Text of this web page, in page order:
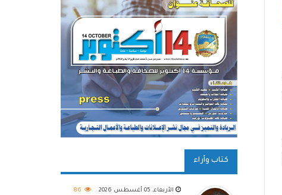
كتاب وآراء
الأربعاء, 05 أغسطس 2026 86